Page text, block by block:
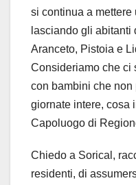
si continua a mettere
lasciando gli abitanti
Aranceto, Pistoia e
Consideriamo che ci
con bambini che non
giornate intere, cosa
Capoluogo di
Chiedo a Sorical,
residenti, di